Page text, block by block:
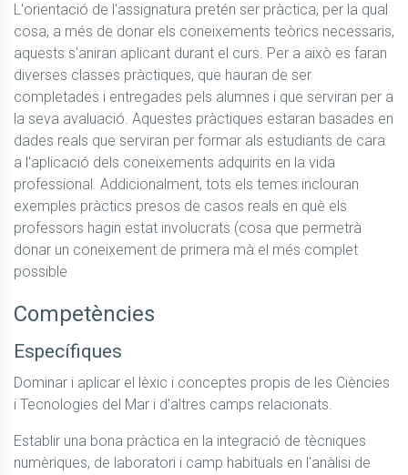
L'orientació de l'assignatura pretén ser pràctica, per la qual
cosa, a més de donar els coneixements teòrics necessaris,
aquests s'aniran aplicant durant el curs. Per a això es faran
diverses classes pràctiques, que hauran de ser
completades i entregades pels alumnes i que serviran per a
la seva avaluació. Aquestes pràctiques estaran basades en
dades reals que serviran per formar als estudiants de cara
a l'aplicació dels coneixements adquirits en la vida
professional. Addicionalment, tots els temes inclouran
exemples pràctics presos de casos reals en què els
professors hagin estat involucrats (cosa que permetrà
donar un coneixement de primera mà el més complet
possible
Competències
Específiques
Dominar i aplicar el lèxic i conceptes propis de les Ciències
i Tecnologies del Mar i d'altres camps relacionats.
Establir una bona pràctica en la integració de tècniques
numèriques, de laboratori i camp habituals en l'anàlisi de